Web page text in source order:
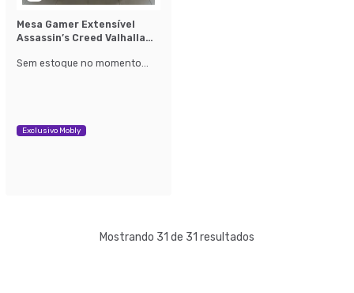
Mesa Gamer Extensível
Assassin’s Creed Valhalla
Sem estoque no momento...
Exclusivo Mobly
Mostrando 31 de 31 resultados